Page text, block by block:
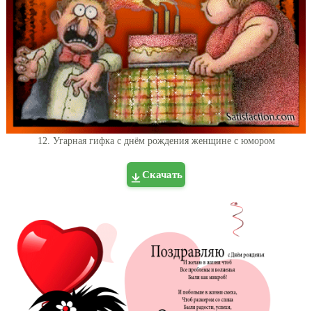
12. Угарная гифка с днём рождения женщине с юмором
Скачать